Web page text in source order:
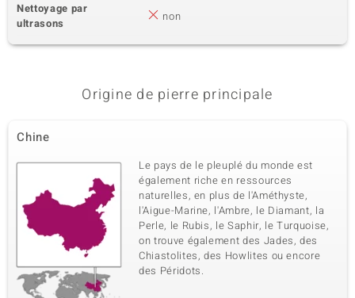
Nettoyage par
ultrasons
non
Origine de pierre principale
Chine
Le pays de le pleuplé du monde est
également riche en ressources
naturelles, en plus de l'Améthyste,
l'Aigue-Marine, l'Ambre, le Diamant, la
Perle, le Rubis, le Saphir, le Turquoise,
on trouve également des Jades, des
Chiastolites, des Howlites ou encore
des Péridots.